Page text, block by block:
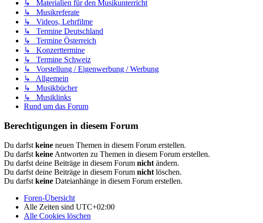
↳ Materialien für den Musikunterricht
↳ Musikreferate
↳ Videos, Lehrfilme
↳ Termine Deutschland
↳ Termine Österreich
↳ Konzerttermine
↳ Termine Schweiz
↳ Vorstellung / Eigenwerbung / Werbung
↳ Allgemein
↳ Musikbücher
↳ Musiklinks
Rund um das Forum
Berechtigungen in diesem Forum
Du darfst keine neuen Themen in diesem Forum erstellen.
Du darfst keine Antworten zu Themen in diesem Forum erstellen.
Du darfst deine Beiträge in diesem Forum nicht ändern.
Du darfst deine Beiträge in diesem Forum nicht löschen.
Du darfst keine Dateianhänge in diesem Forum erstellen.
Foren-Übersicht
Alle Zeiten sind UTC+02:00
Alle Cookies löschen